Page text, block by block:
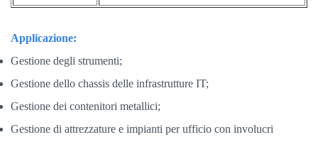
Applicazione:
Gestione degli strumenti;
Gestione dello chassis delle infrastrutture IT;
Gestione dei contenitori metallici;
Gestione di attrezzature e impianti per ufficio con involucri